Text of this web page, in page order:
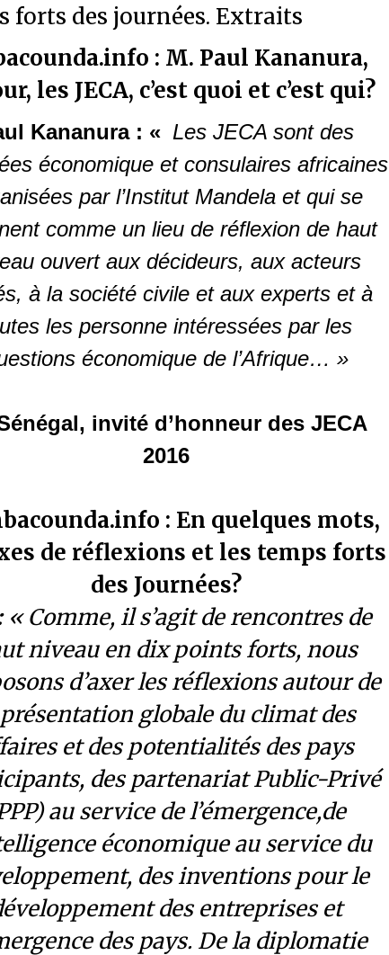
forts des journées. Extraits
: M. Paul Kananura,
les JECA, c’est quoi et c’est qui?
Kananura : « Les JECA sont des
économique et consulaires africaines
par l’Institut Mandela et qui se
comme un lieu de réflexion de haut
ouvert aux décideurs, aux acteurs
à la société civile et aux experts et à
les personne intéressées par les
économique de l’Afrique… »
invité d’honneur des JECA
2016
: En quelques mots,
de réflexions et les temps forts
des Journées?
« Comme, il s’agit de rencontres de
niveau en dix points forts, nous
d’axer les réflexions autour de
globale du climat des
et des potentialités des pays
des partenariat Public-Privé
au service de l’émergence,de
économique au service du
des inventions pour le
des entreprises et
des pays. De la diplomatie